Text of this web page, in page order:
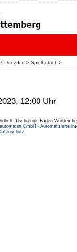
Donzdorf > Spielbetrieb >
12:00 Uhr
Tischtennis Baden-
GmbH - Automatisierte